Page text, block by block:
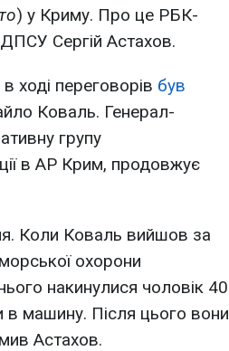
) у Криму. Про це РБК-
Сергій Астахов.
ході переговорів був
Коваль. Генерал-
групу
в АР Крим, продовжує
Коли Коваль вийшов за
охорони
накинулися чоловік 40
в машину. Після цього вони
Астахов.